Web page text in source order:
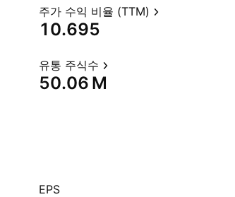
주가 수익 비율 (TTM)
10.695
유통 주식수
‪50.06 M‬
EPS